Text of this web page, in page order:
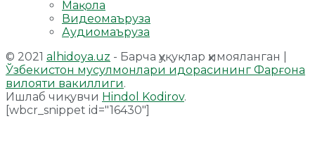
Мақола
Видеомаъруза
Аудиомаъруза
© 2021 alhidoya.uz - Барча ҳуқуқлар ҳимояланган |
Ўзбекистон мусулмонлари идорасининг Фарғона
вилояти вакиллиги.
Ишлаб чиқувчи Hindol Kodirov.
[wbcr_snippet id="16430"]